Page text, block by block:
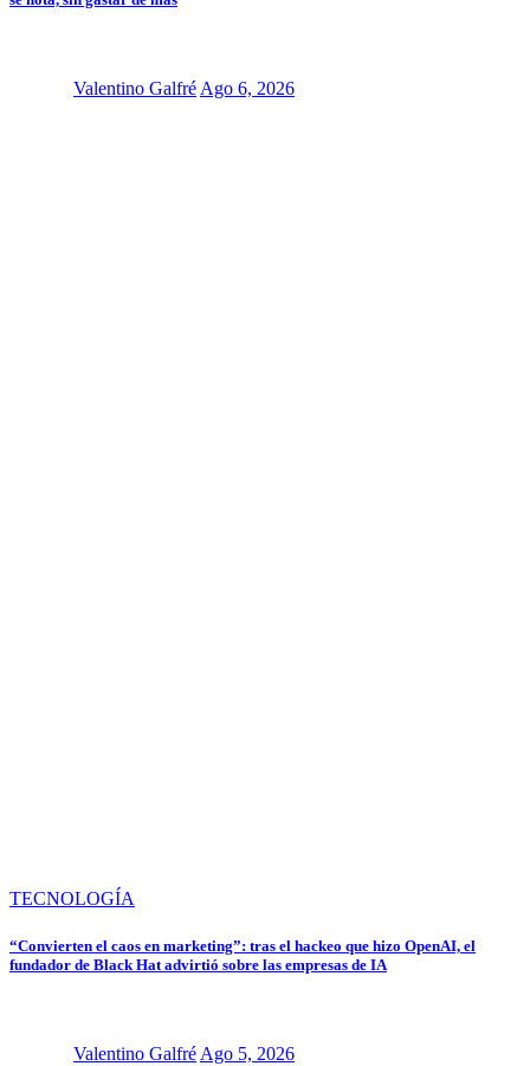
Valentino GalfréAgo 6, 2026
TECNOLOGÍA
“Convierten el caos en marketing”: tras el hackeo que hizo OpenAI, el
fundador de Black Hat advirtió sobre las empresas de IA
Valentino Galfré Ago 5, 2026